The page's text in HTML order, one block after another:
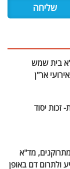
בית שמש
אר"ן
זכות יסוד
מד"א
ולתרום דם באופן